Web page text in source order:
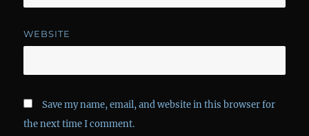
WEBSITE
Save my name, email, and website in this browser for
the next time I comment.